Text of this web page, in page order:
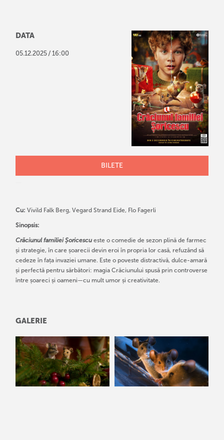
DATA
05.12.2025 / 16:00
BILETE
Cu: Vivild Falk Berg, Vegard Strand Eide, Flo Fagerli
Sinopsis:
Crăciunul familiei Șoricescu este o comedie de sezon plină de farmec
și strategie, în care șoarecii devin eroi în propria lor casă, refuzând să
cedeze în fața invaziei umane. Este o poveste distractivă, dulce-amară
și perfectă pentru sărbători: magia Crăciunului spusă prin controverse
între șoareci și oameni—cu mult umor și creativitate.
GALERIE